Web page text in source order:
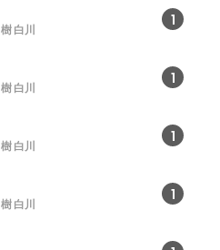
1
樹 白川
1
樹 白川
1
樹 白川
1
樹 白川